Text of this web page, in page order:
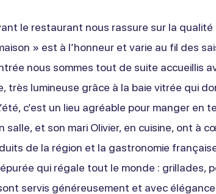
le restaurant nous rassure sur la
» est à l’honneur et varie au fil des
nous sommes tout de suite accueillis
très lumineuse grâce à la baie vitrée qui
c’est un lieu agréable pour manger en
salle, et son mari Olivier, en cuisine, ont à
de la région et la gastronomie
qui régale tout le monde : grillades,
servis généreusement et avec